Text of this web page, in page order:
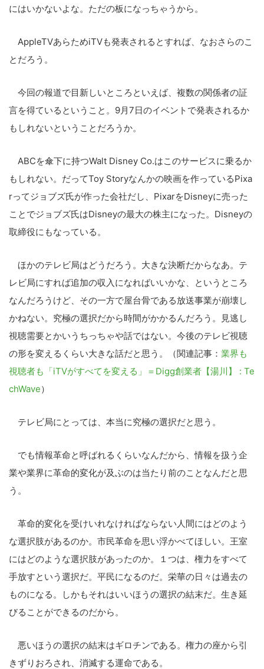
にはいかないよな。ただの板になっちゃうから。
AppleTVあらためiTVも発表されるとすれば、なおさらのこ
とだろう。
今回の報道で目新しいところといえば、複数の関係者の証
言を得ているということ。9月7日のイベントで発表されるか
もしれないということだろうか。
ABCを傘下に持つWalt Disney Co.はこのサービスに乗るか
もしれない。だってToy Storyなんかの映画を作っているPixa
rってジョブズ氏が作った会社だし、PixarをDisneyに売った
ことでジョブズ氏はDisneyの最大の株主になった。Disneyの
取締役にもなっている。
ほかのテレビ局はどうだろう。大きな決断だからなあ。テ
レビ局にすれば追加の収入になればいいかな、というところ
なんだろうけど、その一方で屋台骨である放送事業が崩壊し
かねない。究極の選択だから時間がかかるんだろう。見逃し
視聴需要とかいうちっちゃや話ではない。今後のテレビ視聴
の形を変えるくらい大きな話だと思う。（関連記事： 業界も
視聴者も「iTVがすべてを変える」＝Digg創業者【湯川】 : Te
chWave）
テレビ局にとっては、本当に究極の選択だと思う。
でも情報革命と呼ばれるくらいなんだから、情報を扱う企
業や業界に革命的変化が及ぶのは当たり前のことなんだと思
う。
革命的変化を受けいれなければならない人間にはどのよう
な選択肢があるのか。市民革命を思い浮かべてほしい。王室
にはどのような選択肢があったのか。１つは、権力をすべて
手放すという選択だ。平民になるのだ。栄華の日々は過去の
ものになる。しかもそれはいいほうの選択の結末だ。生き延
びることができるのだから。
悪いほうの選択の結末はギロチンである。権力の座から引
きずりおろされ、消滅する運命である。